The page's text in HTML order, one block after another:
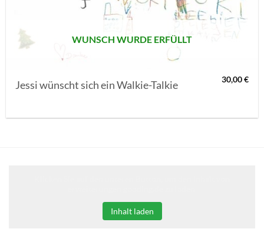
WUNSCH WURDE ERFÜLLT
Jessi wünscht sich ein Walkie-Talkie 30,00€
Inhalt laden